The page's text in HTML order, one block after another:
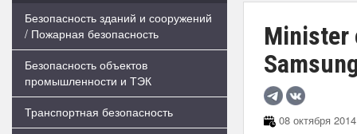
Безопасность зданий и сооружений
/ Пожарная безопасность
Безопасность объектов
промышленности и ТЭК
Транспортная безопасность
Minister
08 октября